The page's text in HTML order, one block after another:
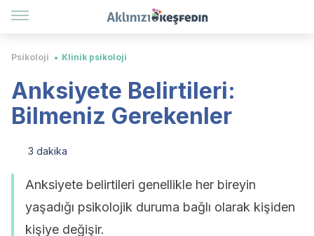
Psikoloji Klinik psikoloji
Anksiyete Belirtileri:
Bilmeniz Gerekenler
3 dakika
Anksiyete belirtileri genellikle her bireyin
yaşadığı psikolojik duruma bağlı olarak kişiden
kişiye değişir.